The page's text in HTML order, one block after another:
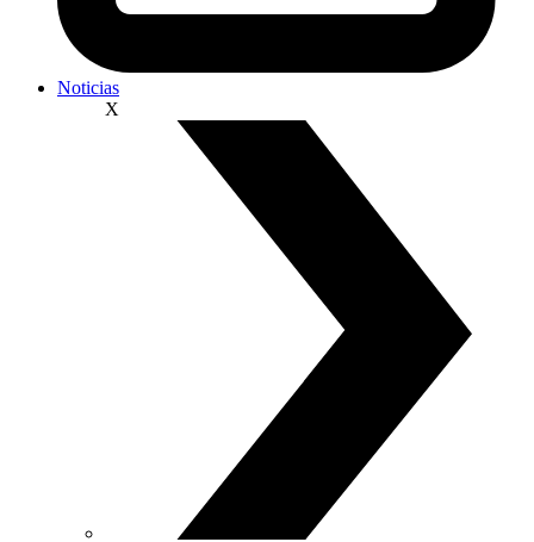
Noticias
X